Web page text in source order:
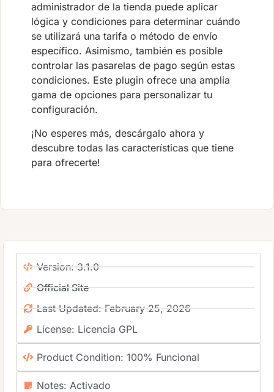
administrador de la tienda puede aplicar
lógica y condiciones para determinar cuándo
se utilizará una tarifa o método de envío
específico. Asimismo, también es posible
controlar las pasarelas de pago según estas
condiciones. Este plugin ofrece una amplia
gama de opciones para personalizar tu
configuración.
¡No esperes más, descárgalo ahora y
descubre todas las características que tiene
para ofrecerte!
Version: 3.1.0
Official Site
Last Updated: February 25, 2026
License: Licencia GPL
Product Condition: 100% Funcional
Notes: Activado